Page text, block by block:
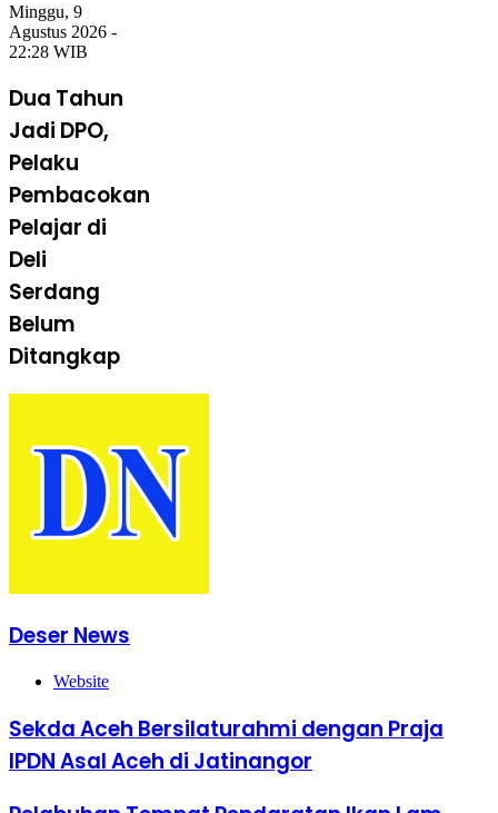
Minggu, 9
Agustus 2026 -
22:28 WIB
Dua Tahun
Jadi DPO,
Pelaku
Pembacokan
Pelajar di
Deli
Serdang
Belum
Ditangkap
Deser News
Website
Sekda Aceh Bersilaturahmi dengan Praja
IPDN Asal Aceh di Jatinangor